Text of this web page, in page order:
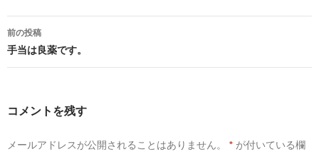
b
o
o
er
n
投稿ナビゲーション
前の投稿
手当は良薬です。
コメントを残す
メールアドレスが公開されることはありません。 * が付いている欄